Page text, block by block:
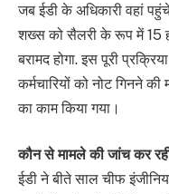
जब ईडी के अधिकारी वहां
शख्स को सैलरी के रूप में 15
बरामद होगा. इस पूरी
कर्मचारियों को नोट गिनने
का काम किया गया।
कौन से मामले की जांच कर
ईडी ने बीते साल चीफ